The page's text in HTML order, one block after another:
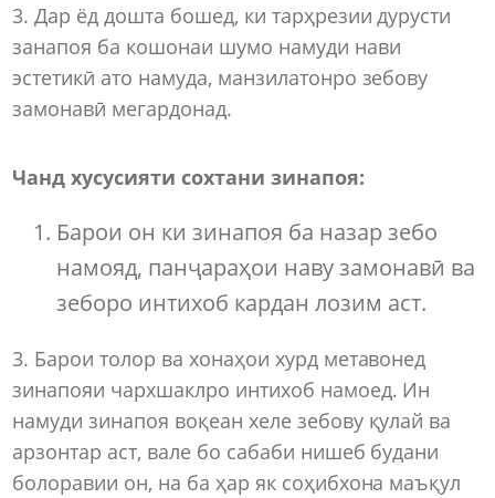
3. Дар ёд дошта бошед, ки тарҳрезии дурусти
занапоя ба кошонаи шумо намуди нави
эстетикӣ ато намуда, манзилатонро зебову
замонавӣ мегардонад.
Чанд хусусияти сохтани зинапоя:
Барои он ки зинапоя ба назар зебо
намояд, панҷараҳои наву замонавӣ ва
зеборо интихоб кардан лозим аст.
3. Барои толор ва хонаҳои хурд метавонед
зинапояи чархшаклро интихоб намоед. Ин
намуди зинапоя воқеан хеле зебову қулай ва
арзонтар аст, вале бо сабаби нишеб будани
болоравии он, на ба ҳар як соҳибхона маъқул